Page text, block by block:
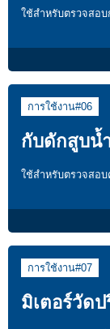
ใช้สำหรับตรวจสอ
การใช้งาน#06
กับดักสูบน้
ใช้สำหรับตรวจสอ
การใช้งาน#07
มิเตอร์วัด